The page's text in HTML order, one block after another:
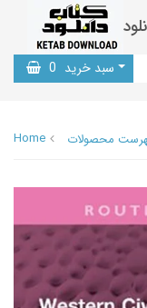
سبد خرید 0
Home محصولات